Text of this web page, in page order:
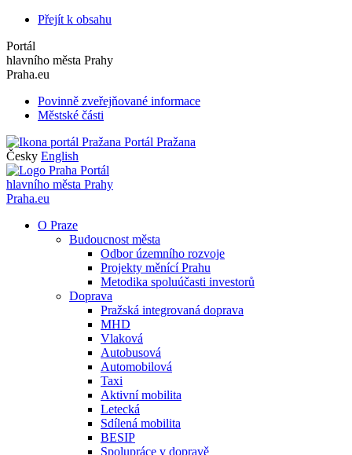
Přejít k obsahu
Portál
hlavního města Prahy
Praha.eu
Povinně zveřejňované informace
Městské části
Portál Pražana
Česky English
Portál
hlavního města Prahy
Praha.eu
O Praze
Budoucnost města
Odbor územního rozvoje
Projekty měnící Prahu
Metodika spoluúčasti investorů
Doprava
Pražská integrovaná doprava
MHD
Vlaková
Autobusová
Automobilová
Taxi
Aktivní mobilita
Letecká
Sdílená mobilita
BESIP
Spolupráce v dopravě